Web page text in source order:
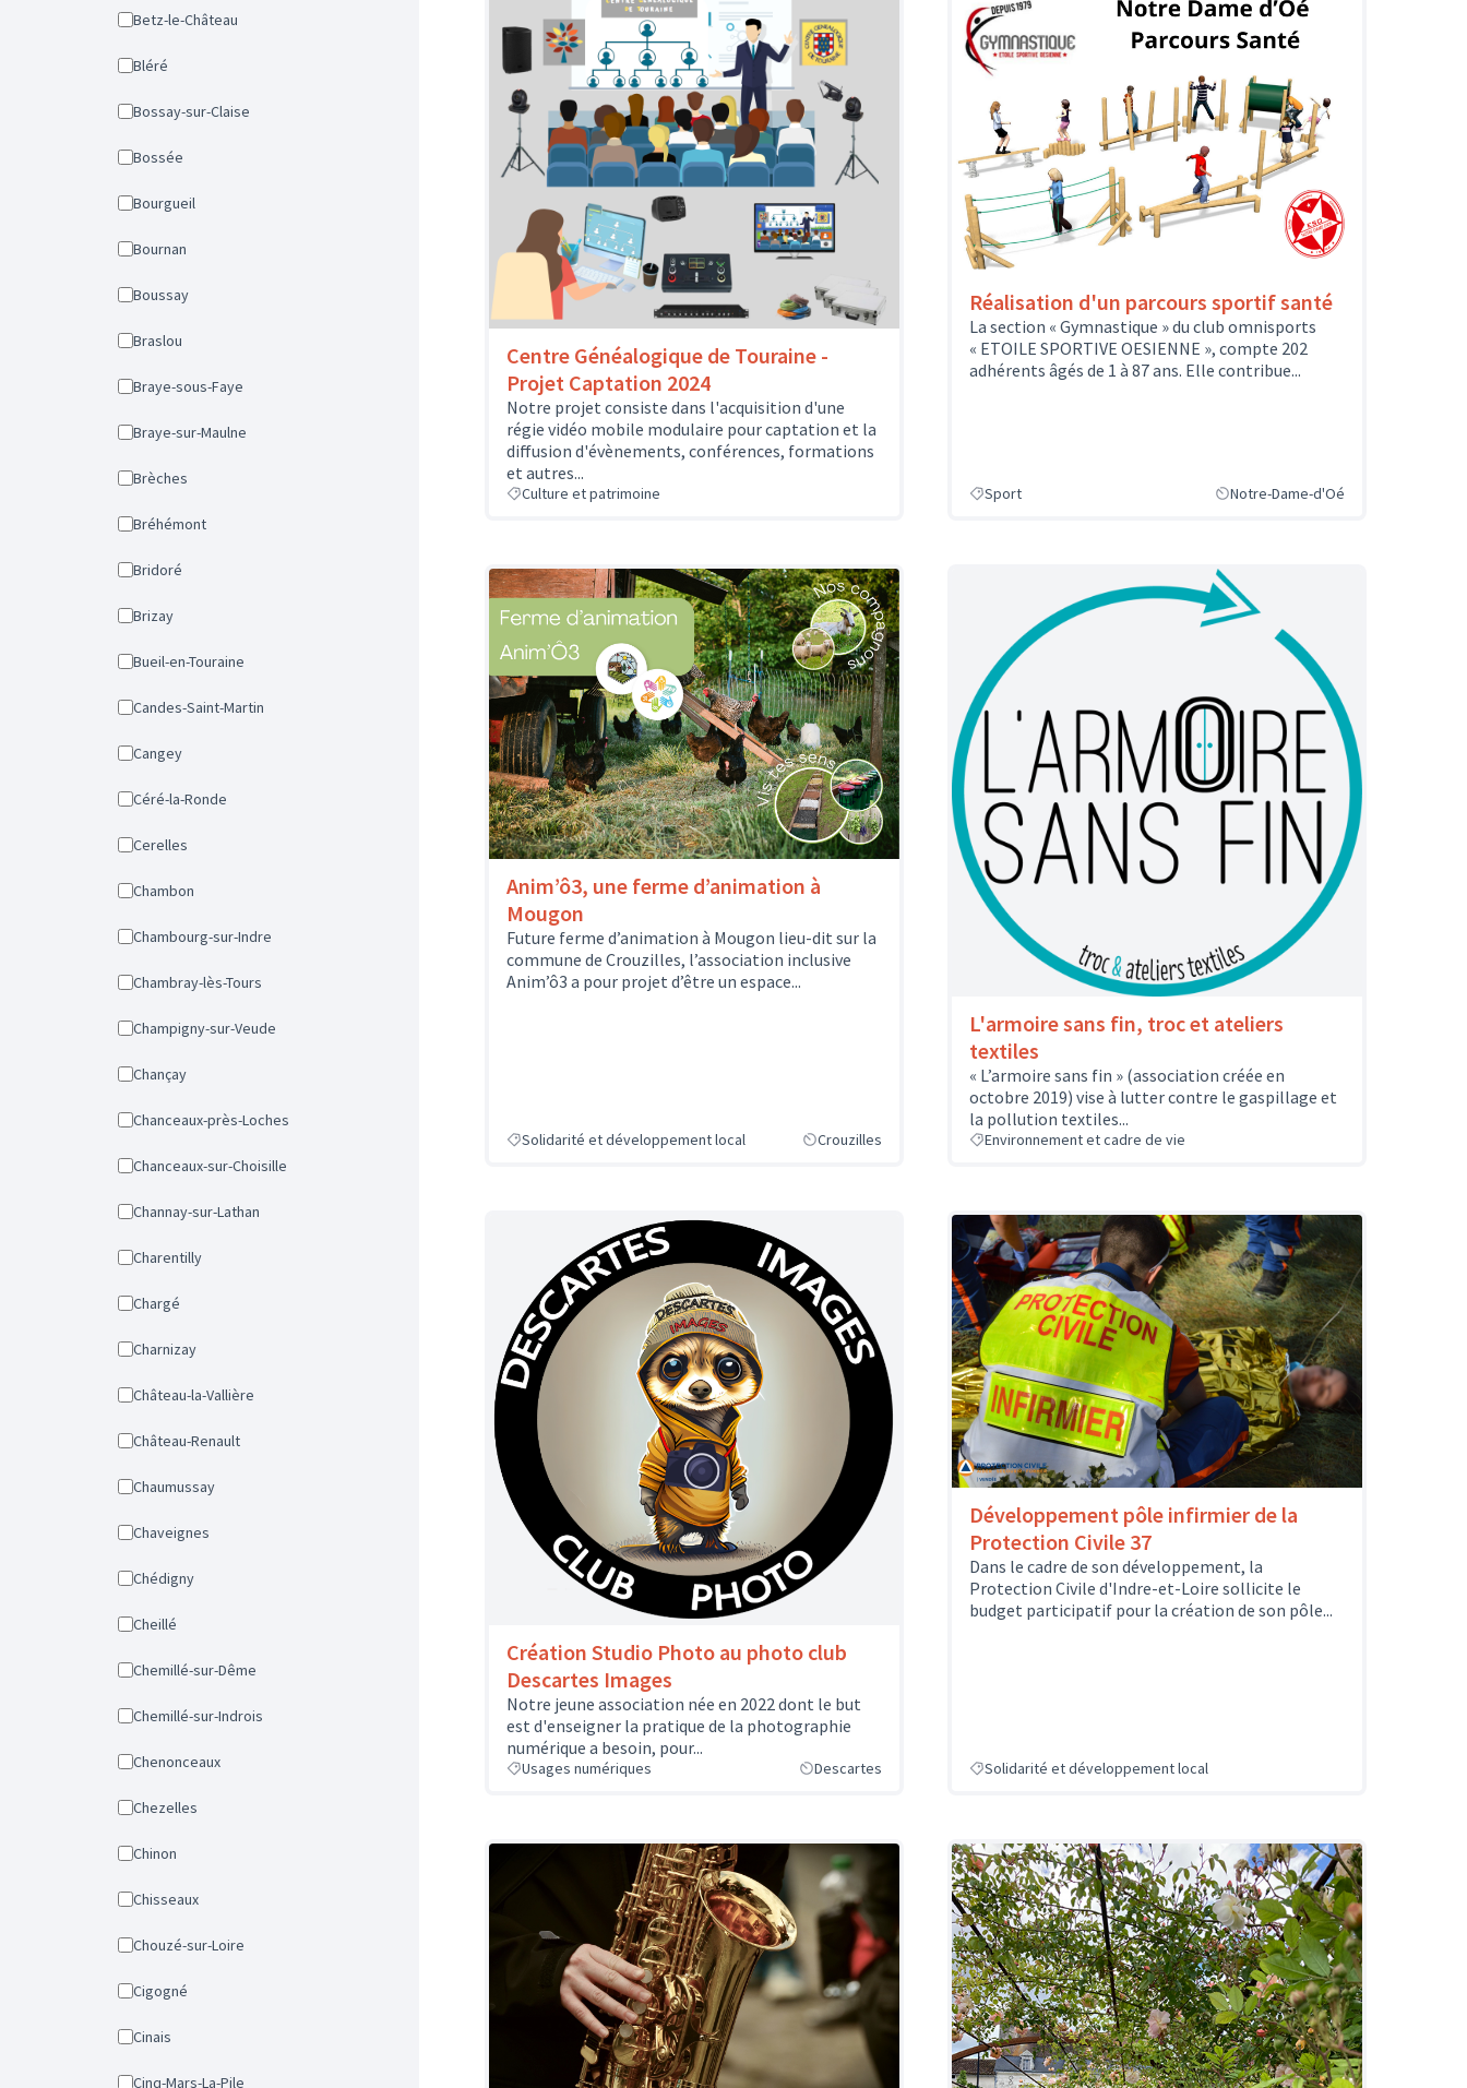
Betz-le-Château
Bléré
Bossay-sur-Claise
Bossée
Bourgueil
Bournan
Boussay
Braslou
Braye-sous-Faye
Braye-sur-Maulne
Brèches
Bréhémont
Bridoré
Brizay
Bueil-en-Touraine
Candes-Saint-Martin
Cangey
Céré-la-Ronde
Cerelles
Chambon
Chambourg-sur-Indre
Chambray-lès-Tours
Champigny-sur-Veude
Chançay
Chanceaux-près-Loches
Chanceaux-sur-Choisille
Channay-sur-Lathan
Charentilly
Chargé
Charnizay
Château-la-Vallière
Château-Renault
Chaumussay
Chaveignes
Chédigny
Cheillé
Chemillé-sur-Dême
Chemillé-sur-Indrois
Chenonceaux
Chezelles
Chinon
Chisseaux
Chouzé-sur-Loire
Cigogné
Cinais
Cinq-Mars-La-Pile
Centre Généalogique de Touraine -
Projet Captation 2024
Notre projet consiste dans l'acquisition d'une
régie vidéo mobile modulaire pour captation et la
diffusion d'évènements, conférences, formations
et autres...
Culture et patrimoine
Réalisation d'un parcours sportif santé
La section « Gymnastique » du club omnisports
« ETOILE SPORTIVE OESIENNE », compte 202
adhérents âgés de 1 à 87 ans. Elle contribue...
Sport Notre-Dame-d'Oé
Anim’ô3, une ferme d’animation à
Mougon
Future ferme d’animation à Mougon lieu-dit sur la
commune de Crouzilles, l’association inclusive
Anim’ô3 a pour projet d’être un espace...
Solidarité et développement local Crouzilles
L'armoire sans fin, troc et ateliers
textiles
« L’armoire sans fin » (association créée en
octobre 2019) vise à lutter contre le gaspillage et
la pollution textiles...
Environnement et cadre de vie
Création Studio Photo au photo club
Descartes Images
Notre jeune association née en 2022 dont le but
est d'enseigner la pratique de la photographie
numérique a besoin, pour...
Usages numériques Descartes
Développement pôle infirmier de la
Protection Civile 37
Dans le cadre de son développement, la
Protection Civile d'Indre-et-Loire sollicite le
budget participatif pour la création de son pôle...
Solidarité et développement local